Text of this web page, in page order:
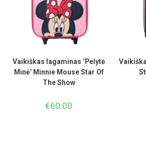
Vaikiškas lagaminas ‘Pelytė
Minė’ Minnie Mouse Star Of
The Show
€60.00